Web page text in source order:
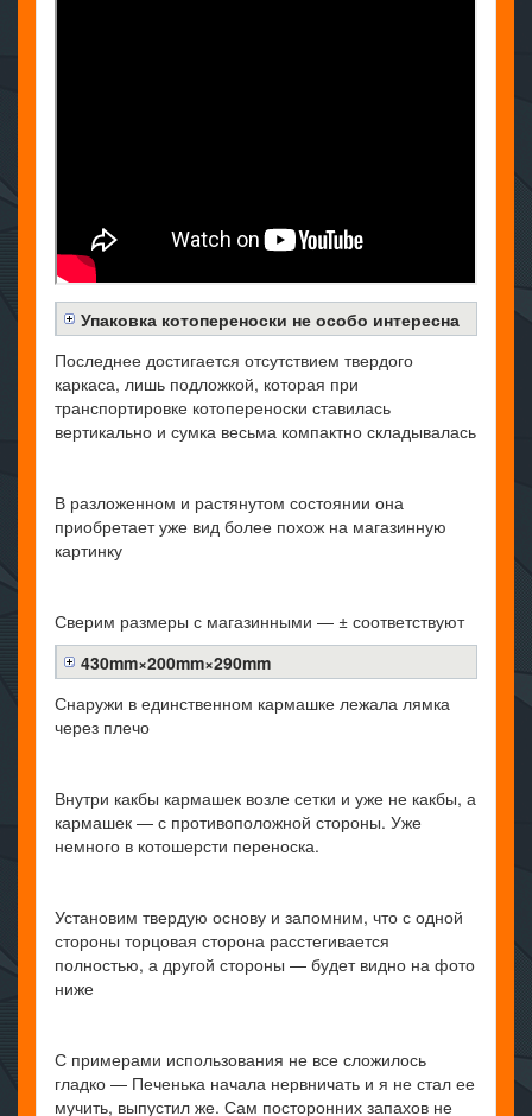
Упаковка котопереноски не особо интересна
Последнее достигается отсутствием твердого
каркаса, лишь подложкой, которая при
транспортировке котопереноски ставилась
вертикально и сумка весьма компактно складывалась
В разложенном и растянутом состоянии она
приобретает уже вид более похож на магазинную
картинку
Сверим размеры с магазинными — ± соответствуют
430mm×200mm×290mm
Снаружи в единственном кармашке лежала лямка
через плечо
Внутри какбы кармашек возле сетки и уже не какбы, а
кармашек — с противоположной стороны. Уже
немного в котошерсти переноска.
Установим твердую основу и запомним, что с одной
стороны торцовая сторона расстегивается
полностью, а другой стороны — будет видно на фото
ниже
С примерами использования не все сложилось
гладко — Печенька начала нервничать и я не стал ее
мучить, выпустил же. Сам посторонних запахов не